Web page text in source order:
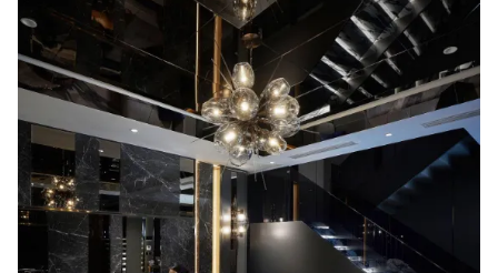
Theo dõi báo trên
Cơ quan chủ quản:Đài Truyền hình Việt Nam
Cơ quan báo chí:Thời báo VTV
Giấy phép hoạt động báo in và báo điện tử số 483/GP-BTTTT
cấp ngày 29/12/2023
Tổng Biên tập: Vũ Thanh Thủy